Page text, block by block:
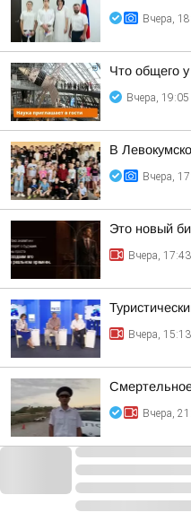
Вчера,
Что общего
Вчера, 19:05
В
Вчера,
Это новый
Вчера, 17:43
Вчера, 15:13
Вчера,